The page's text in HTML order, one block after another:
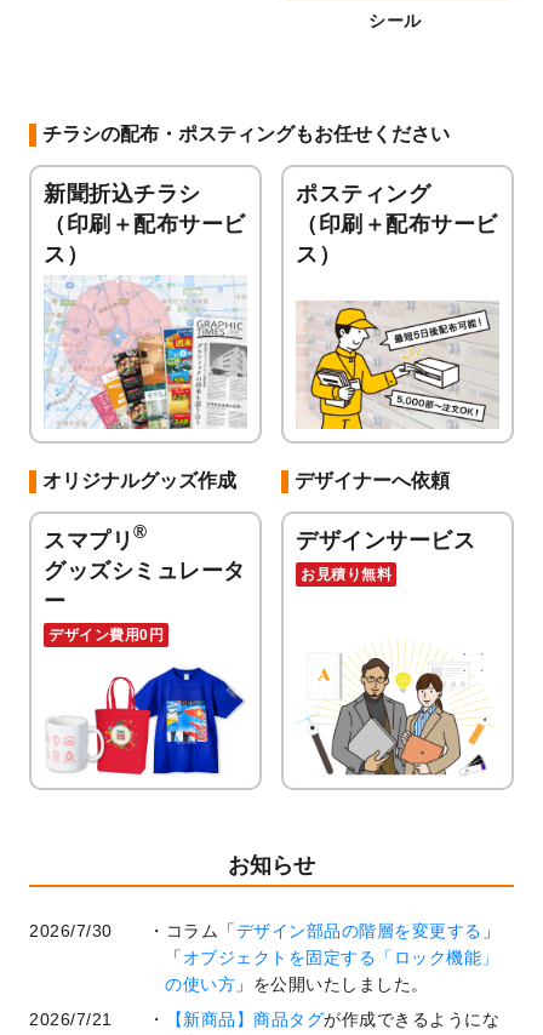
シール
チラシの配布・ポスティングもお任せください
新聞折込チラシ
（印刷＋配布サービ
ス）
ポスティング
（印刷＋配布サービ
ス）
オリジナルグッズ作成
スマプリ ®
グッズシミュレータ
ー
デザイン費用0円
デザイナーへ依頼
デザインサービス
お見積り無料
お知らせ
2026/7/30 コラム「デザイン部品の階層を変更する 」
「 オブジェクトを固定する「ロック機能」
の使い方 」を公開いたしました。
2026/7/21
【新商品】商品タグが作成できるようにな